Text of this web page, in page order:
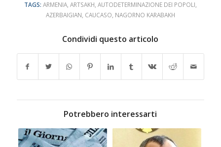
TAGS: ARMENIA, ARTSAKH, AUTODETERMINAZIONE DEI POPOLI,
AZERBAIGIAN, CAUCASO, NAGORNO KARABAKH
Condividi questo articolo
Potrebbero interessarti